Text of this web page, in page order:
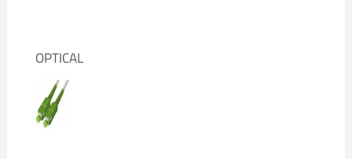
OPTICAL